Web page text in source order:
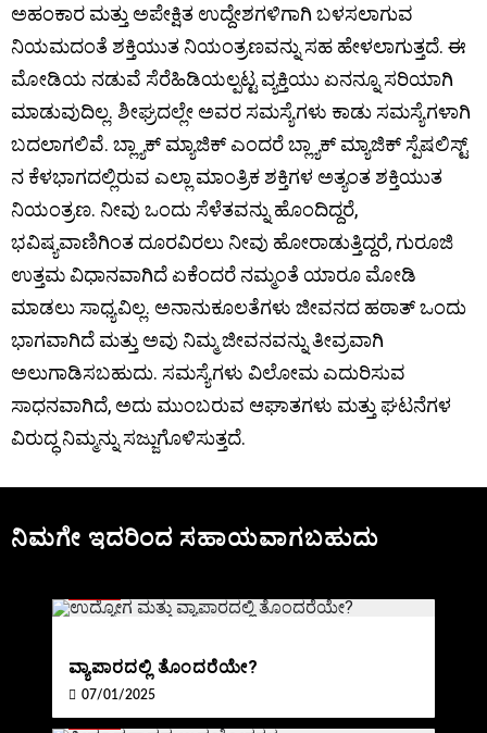
ಅಹಂಕಾರ ಮತ್ತು ಅಪೇಕ್ಷಿತ ಉದ್ದೇಶಗಳಿಗಾಗಿ ಬಳಸಲಾಗುವ
ನಿಯಮದಂತೆ ಶಕ್ತಿಯುತ ನಿಯಂತ್ರಣವನ್ನು ಸಹ ಹೇಳಲಾಗುತ್ತದೆ. ಈ
ಮೋಡಿಯ ನಡುವೆ ಸೆರೆಹಿಡಿಯಲ್ಪಟ್ಟ ವ್ಯಕ್ತಿಯು ಏನನ್ನೂ ಸರಿಯಾಗಿ
ಮಾಡುವುದಿಲ್ಲ. ಶೀಘ್ರದಲ್ಲೇ ಅವರ ಸಮಸ್ಯೆಗಳು ಕಾಡು ಸಮಸ್ಯೆಗಳಾಗಿ
ಬದಲಾಗಲಿವೆ. ಬ್ಲ್ಯಾಕ್ ಮ್ಯಾಜಿಕ್ ಎಂದರೆ ಬ್ಲ್ಯಾಕ್ ಮ್ಯಾಜಿಕ್ ಸ್ಪೆಷಲಿಸ್ಟ್
ನ ಕೆಳಭಾಗದಲ್ಲಿರುವ ಎಲ್ಲಾ ಮಾಂತ್ರಿಕ ಶಕ್ತಿಗಳ ಅತ್ಯಂತ ಶಕ್ತಿಯುತ
ನಿಯಂತ್ರಣ. ನೀವು ಒಂದು ಸೆಳೆತವನ್ನು ಹೊಂದಿದ್ದರೆ,
ಭವಿಷ್ಯವಾಣಿಗಿಂತ ದೂರವಿರಲು ನೀವು ಹೋರಾಡುತ್ತಿದ್ದರೆ, ಗುರೂಜಿ
ಉತ್ತಮ ವಿಧಾನವಾಗಿದೆ ಏಕೆಂದರೆ ನಮ್ಮಂತೆ ಯಾರೂ ಮೋಡಿ
ಮಾಡಲು ಸಾಧ್ಯವಿಲ್ಲ. ಅನಾನುಕೂಲತೆಗಳು ಜೀವನದ ಹಠಾತ್ ಒಂದು
ಭಾಗವಾಗಿದೆ ಮತ್ತು ಅವು ನಿಮ್ಮ ಜೀವನವನ್ನು ತೀವ್ರವಾಗಿ
ಅಲುಗಾಡಿಸಬಹುದು. ಸಮಸ್ಯೆಗಳು ವಿಲೋಮ ಎದುರಿಸುವ
ಸಾಧನವಾಗಿದೆ, ಅದು ಮುಂಬರುವ ಆಘಾತಗಳು ಮತ್ತು ಘಟನೆಗಳ
ವಿರುದ್ಧ ನಿಮ್ಮನ್ನು ಸಜ್ಜುಗೊಳಿಸುತ್ತದೆ.
ನಿಮಗೇ ಇದರಿಂದ ಸಹಾಯವಾಗಬಹುದು
ವ್ಯಾಪಾರದಲ್ಲಿ ತೊಂದರೆಯೇ?
07/01/2025
BLOG